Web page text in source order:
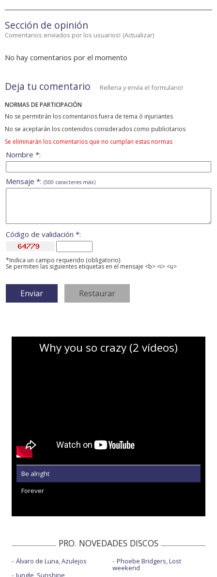
Sección de opinión
Comentarios enviados por los usuarios! (Actualizar)
No hay comentarios por el momento
Deja tu comentario Rellena y envía el formulario!
NORMAS DE PARTICIPACIÓN
No se permitirán los comentarios fuera de tema ó injuriantes
No se aceptarán los contenidos considerados como publicitarios
Se eliminarán los comentarios que no cumplan estas normas
Nombre *:
Mensaje *: (500 caracteres máx)
Código de validación *:
*Indica un campo requerido (obligatorio)
Se permiten las siguientes etiquetas en el mensaje <b> <i> <u>
Why you so crazy (2 vídeos)
Be alright
Forever
PRO. NOVEDADES DISCOS
Álvaro de Luna, Azulejos
Jungle, Sunshine
Phoebe Bridgers, Lost
weekend